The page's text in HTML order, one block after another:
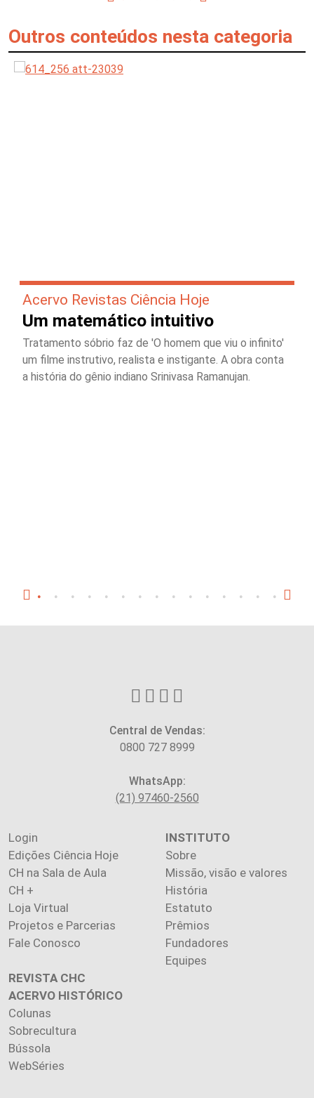
Outros conteúdos nesta categoria
Acervo Revistas Ciência Hoje
Um matemático intuitivo
Tratamento sóbrio faz de 'O homem que viu o infinito'
um filme instrutivo, realista e instigante. A obra conta
a história do gênio indiano Srinivasa Ramanujan.
Central de Vendas:
0800 727 8999
WhatsApp:
(21) 97460-2560
Login
Edições Ciência Hoje
CH na Sala de Aula
CH +
Loja Virtual
Projetos e Parcerias
Fale Conosco
INSTITUTO
Sobre
Missão, visão e valores
História
Estatuto
Prêmios
Fundadores
Equipes
REVISTA CHC
ACERVO HISTÓRICO
Colunas
Sobrecultura
Bússola
WebSéries